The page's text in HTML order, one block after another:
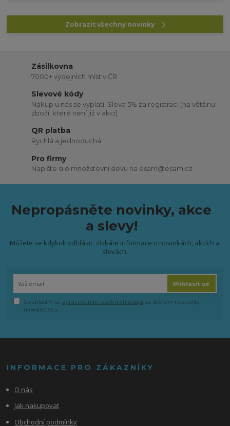
Zobrazit všechny novinky
Zásilkovna
7000+ výdejních míst v ČR
Slevové kódy
Nákup u nás se vyplatí! Sleva 5% za registraci (na většinu
zboží, které není již v akci)
QR platba
Rychlá a jednoduchá
Pro firmy
Napište si o množstevní slevu na esam@esam.cz
Nepropásněte novinky, akce
a slevy!
Můžete se kdykoli odhlásit. Získáte informace o novinkách, akcích a
slevách.
Přihlásit se
Souhlasím se zpracováním osobních údajů za účelem rozesílky
newsletteru.
INFORMACE PRO ZÁKAZNÍKY
O nás
Jak nakupovat
Obchodní podmínky